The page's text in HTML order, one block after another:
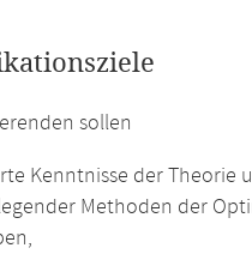
sollen
Kenntnisse der Theorie
Methoden der